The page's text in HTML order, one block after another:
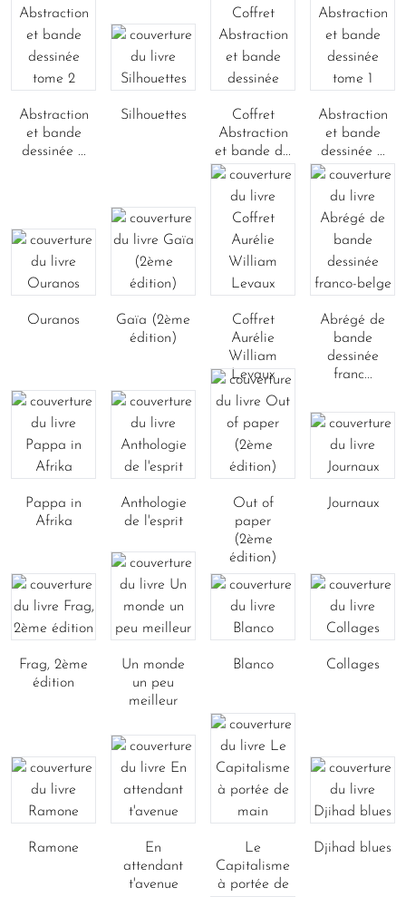
Abstraction
et bande
dessinée ...
Silhouettes
Coffret
Abstraction
et bande d...
Abstraction
et bande
dessinée ...
Ouranos
Gaïa (2ème
édition)
Coffret
Aurélie
William
Levaux
Abrégé de
bande
dessinée
franc...
Pappa in
Afrika
Anthologie
de l'esprit
Out of
paper
(2ème
édition)
Journaux
Frag, 2ème
édition
Un monde
un peu
meilleur
Blanco Collages
Ramone
En
attendant
t'avenue
Le
Capitalisme
à portée de
Djihad blues